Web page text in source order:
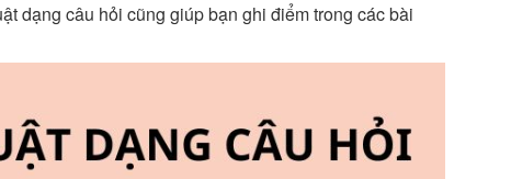
dạng câu hỏi cũng giúp bạn ghi điểm trong các bài